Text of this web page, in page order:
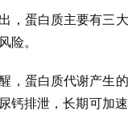
，蛋白质主要有三
险。
，蛋白质代谢产生
钙排泄，长期可加